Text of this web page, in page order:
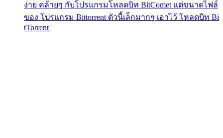
ง่าย คล้ายๆ กับโปรแกรมโหลดบิท BitComet แต่ขนาดไฟล์
ของ โปรแกรม Bittorrent ตัวนี้เล็กมากๆ เอาไว้ โหลดบิท Bi
tTorrent